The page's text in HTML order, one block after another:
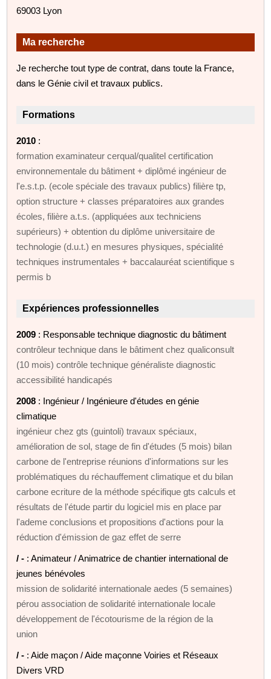
69003 Lyon
Ma recherche
Je recherche tout type de contrat, dans toute la France,
dans le Génie civil et travaux publics.
Formations
2010 :
formation examinateur cerqual/qualitel certification
environnementale du bâtiment + diplômé ingénieur de
l'e.s.t.p. (ecole spéciale des travaux publics) filière tp,
option structure + classes préparatoires aux grandes
écoles, filière a.t.s. (appliquées aux techniciens
supérieurs) + obtention du diplôme universitaire de
technologie (d.u.t.) en mesures physiques, spécialité
techniques instrumentales + baccalauréat scientifique s
permis b
Expériences professionnelles
2009 : Responsable technique diagnostic du bâtiment
contrôleur technique dans le bâtiment chez qualiconsult
(10 mois) contrôle technique généraliste diagnostic
accessibilité handicapés
2008 : Ingénieur / Ingénieure d'études en génie
climatique
ingénieur chez gts (guintoli) travaux spéciaux,
amélioration de sol, stage de fin d'études (5 mois) bilan
carbone de l'entreprise réunions d'informations sur les
problématiques du réchauffement climatique et du bilan
carbone ecriture de la méthode spécifique gts calculs et
résultats de l'étude partir du logiciel mis en place par
l'ademe conclusions et propositions d'actions pour la
réduction d'émission de gaz effet de serre
/ - : Animateur / Animatrice de chantier international de
jeunes bénévoles
mission de solidarité internationale aedes (5 semaines)
pérou association de solidarité internationale locale
développement de l'écotourisme de la région de la
union
/ - : Aide maçon / Aide maçonne Voiries et Réseaux
Divers VRD